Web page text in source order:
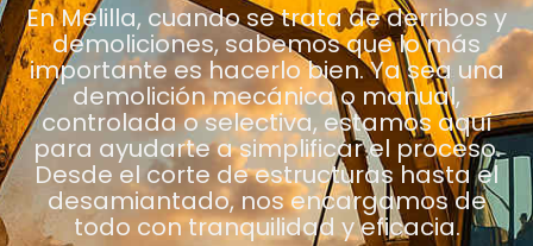
En Melilla, cuando se trata de derribos y
demoliciones, sabemos que lo más
importante es hacerlo bien. Ya sea una
demolición mecánica o manual,
controlada o selectiva, estamos aquí
para ayudarte a simplificar el proceso.
Desde el corte de estructuras hasta el
desamiantado, nos encargamos de
todo con tranquilidad y eficacia.